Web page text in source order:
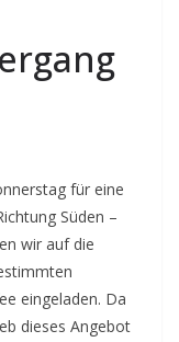
für eine
Süden –
wir auf die
eingeladen. Da
dieses Angebot